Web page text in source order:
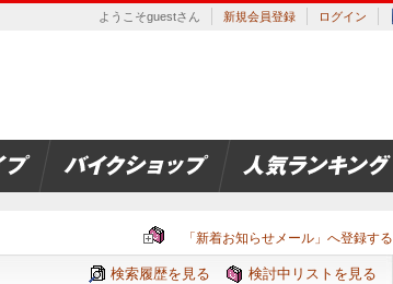
ようこそguestさん 新規会員登録 ログイン
「新着お知らせメール」へ登録する
検討中リストを見る
検索履歴を見る